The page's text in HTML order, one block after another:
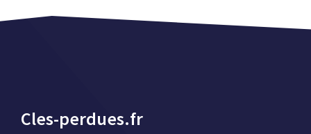
Cles-perdues.fr